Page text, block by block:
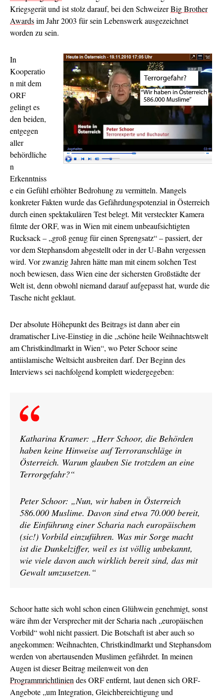
Kriegsgerät und ist stolz darauf, bei den SchweizerBig Brother
Awardsim Jahr 2003 für sein Lebenswerk ausgezeichnet
worden zu sein.
In
Kooperatio
n mit dem
ORF
gelingt es
den beiden,
entgegen
aller
behördliche
n
Erkenntniss
e ein Gefühl erhöhter Bedrohung zu vermitteln. Mangels
konkreter Fakten wurde das Gefährdungspotenzial in Österreich
durch einen spektakulären Test belegt. Mit versteckter Kamera
filmte der ORF, was in Wien mit einem unbeaufsichtigten
Rucksack – „groß genug für einen Sprengsatz“ – passiert, der
vor dem Stephansdom abgestellt oder in der U-Bahn vergessen
wird. Vor zwanzig Jahren hätte man mit einem solchen Test
noch bewiesen, dass Wien eine der sichersten Großstädte der
Welt ist, denn obwohl niemand darauf aufgepasst hat, wurde die
Tasche nicht geklaut.
Der absolute Höhepunkt des Beitrags ist dann aber ein
dramatischer Live-Einstieg in die „schöne heile Weihnachtswelt
am Christkindlmarkt in Wien“, wo Peter Schoor seine
antiislamische Weltsicht ausbreiten darf. Der Beginn des
Interviews sei nachfolgend komplett wiedergegeben:
Katharina Kramer: „Herr Schoor, die Behörden
haben keine Hinweise auf Terroranschläge in
Österreich. Warum glauben Sie trotzdem an eine
Terrorgefahr?“
Peter Schoor: „Nun, wir haben in Österreich
586.000 Muslime. Davon sind etwa 70.000 bereit,
die Einführung einer Scharia nach europäischem
(sic!) Vorbild einzuführen. Was mir Sorge macht
ist die Dunkelziffer, weil es ist völlig unbekannt,
wie viele davon auch wirklich bereit sind, das mit
Gewalt umzusetzen.“
Schoor hatte sich wohl schon einen Glühwein genehmigt, sonst
wäre ihm der Versprecher mit der Scharia nach „europäischen
Vorbild“ wohl nicht passiert. Die Botschaft ist aber auch so
angekommen: Weihnachten, Christkindlmarkt und Stephansdom
werden von abertausenden Muslimen gefährdet. In meinen
Augen ist dieser Beitrag meilenweit von den
Programmrichtlinien des ORF entfernt, laut denen sich ORF-
Angebote „um Integration, Gleichbereichtigung und